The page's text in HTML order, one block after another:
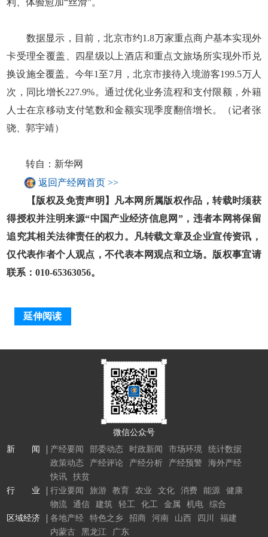
数据显示，目前，北京市约1.8万家重点商户基本实现外
卡受理全覆盖、四星级以上酒店和重点文旅场所实现外币兑
换设施全覆盖。今年1至7月，北京市接待入境游客199.5万人
次，同比增长227.9%。通过优化业务流程和支付限额，外籍
人士在京移动支付笔数和金额实现季度翻倍增长。（记者张
骁、郭宇靖）
转自：新华网
返回产经网首页 >>
【版权及免责声明】凡本网所属版权作品，转载时须获
得授权并注明来源“中国产业经济信息网”，违者本网将保留
追究其相关法律责任的权力。凡转载文章及企业宣传资讯，
仅代表作者个人观点，不代表本网观点和立场。版权事宜请
联系：010-65363056。
延伸阅读
微信公众号
新 闻
产经要闻 部委动态 时政新闻 市场环境
统计数据
政策动态
产经评论 产经分析 产经预警
海外产经
快讯
扶贫
行 业
行业要闻 旅游 教育 农业 文化 消费 能源
健康
物流
通信 建筑 轻工 化工 金属 机电
综合
区域经济
各地产经 特色之乡 招商 河南 山西 四川
福建
内蒙古
黑龙江 广东